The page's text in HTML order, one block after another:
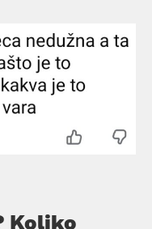
Koliko